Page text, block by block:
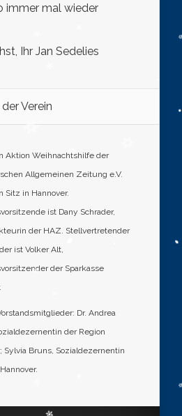
immer mal wieder
Ihr Jan Sedelies
Verein
Aktion Weihnachtshilfe der
Allgemeinen Zeitung e.V.
Sitz in Hannover.
ist Dany Schrader,
der HAZ. Stellvertretender
ist Volker Alt,
der Sparkasse
Dr. Andrea
der Region
Sylvia Bruns, Sozialdezernentin